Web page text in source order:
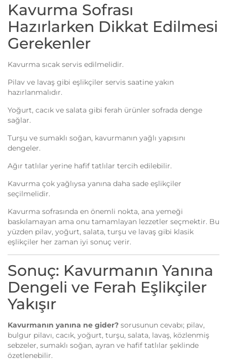
Kavurma Sofrası
Hazırlarken Dikkat Edilmesi
Gerekenler
Kavurma sıcak servis edilmelidir.
Pilav ve lavaş gibi eşlikçiler servis saatine yakın
hazırlanmalıdır.
Yoğurt, cacık ve salata gibi ferah ürünler sofrada denge
sağlar.
Turşu ve sumaklı soğan, kavurmanın yağlı yapısını
dengeler.
Ağır tatlılar yerine hafif tatlılar tercih edilebilir.
Kavurma çok yağlıysa yanına daha sade eşlikçiler
seçilmelidir.
Kavurma sofrasında en önemli nokta, ana yemeği
baskılamayan ama onu tamamlayan lezzetler seçmektir. Bu
yüzden pilav, yoğurt, salata, turşu ve lavaş gibi klasik
eşlikçiler her zaman iyi sonuç verir.
Sonuç: Kavurmanın Yanına
Dengeli ve Ferah Eşlikçiler
Yakışır
Kavurmanın yanına ne gider? sorusunun cevabı; pilav,
bulgur pilavı, cacık, yoğurt, turşu, salata, lavaş, közlenmiş
sebzeler, sumaklı soğan, ayran ve hafif tatlılar şeklinde
özetlenebilir.